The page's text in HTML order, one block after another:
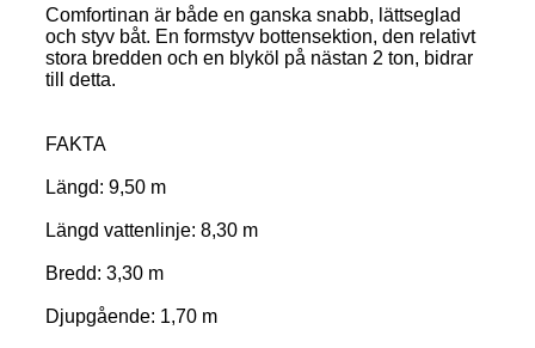
Comfortinan är både en ganska snabb, lättseglad
och styv båt. En formstyv bottensektion, den relativt
stora bredden och en blyköl på nästan 2 ton, bidrar
till detta.
FAKTA
Längd: 9,50 m
Längd vattenlinje: 8,30 m
Bredd: 3,30 m
Djupgående: 1,70 m